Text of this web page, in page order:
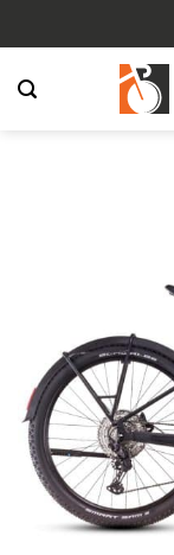
Inhalt
springen